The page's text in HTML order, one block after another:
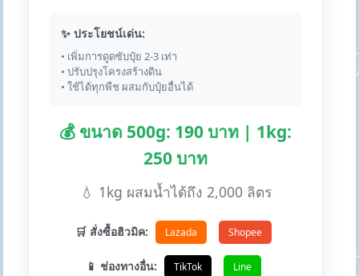
✨ ประโยชน์เด่น:
• เพิ่มการดูดซับปุ๋ย 2-3 เท่า
• ปรับปรุงโครงสร้างดิน
• ใช้ได้ทุกพืช ผสมกับปุ๋ยอื่นได้
💰 ขนาด 500g: 190 บาท | 1kg:
250 บาท
💧 1kg ผสมน้ำได้ถึง 2,000 ลิตร
🛒 สั่งซื้อฮิวมิค: Lazada Shopee
📱 ช่องทางอื่น: TikTok Line